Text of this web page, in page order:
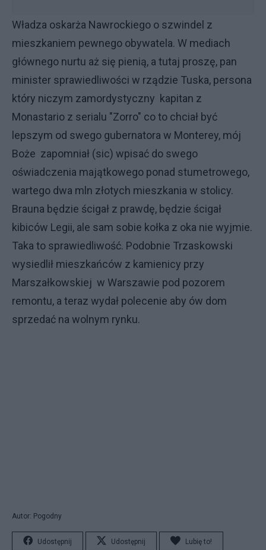
Władza oskarża Nawrockiego o szwindel z
mieszkaniem pewnego obywatela. W mediach
głównego nurtu aż się pienią, a tutaj proszę, pan
minister sprawiedliwości w rządzie Tuska, persona
który niczym zamordystyczny kapitan z
Monastario z serialu "Zorro" co to chciał być
lepszym od swego gubernatora w Monterey, mój
Boże zapomniał (sic) wpisać do swego
oświadczenia majątkowego ponad stumetrowego,
wartego dwa mln złotych mieszkania w stolicy.
Brauna będzie ścigał z prawdę, będzie ścigał
kibiców Legii, ale sam sobie kołka z oka nie wyjmie.
Taka to sprawiedliwość. Podobnie Trzaskowski
wysiedlił mieszkańców z kamienicy przy
Marszałkowskiej w Warszawie pod pozorem
remontu, a teraz wydał polecenie aby ów dom
sprzedać na wolnym rynku.
Autor: Pogodny
Udostępnij Udostępnij Lubię to!